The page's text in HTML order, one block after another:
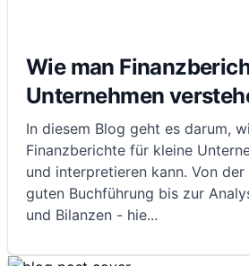
Wie man
Unternehmen
In diesem Blog geht es darum,
Finanzberichte für kleine
und interpretieren kann. Von
guten Buchführung bis zur
und Bilanzen - hie...